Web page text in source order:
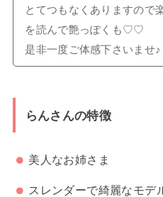
とてつもなくありますので
を読んで艶っぽくも♡♡
是非一度ご体感下さいませ♪
らんさんの特徴
美人なお姉さま
スレンダーで綺麗なモデ